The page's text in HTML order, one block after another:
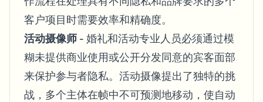
客户项目时需要效率和精确度。
活动摄像师 - 婚礼和活动专业人员必须通过模
糊未提供商业使用或公开分发同意的宾客面部
来保护参与者隐私。活动摄像提出了独特的挑
战，多个主体在帧中不可预测地移动，使自动